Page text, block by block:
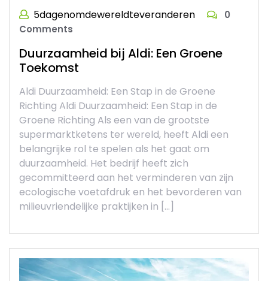
5dagenomdewereldteveranderen
0
Comments
Duurzaamheid bij Aldi: Een Groene
Toekomst
Aldi Duurzaamheid: Een Stap in de Groene
Richting Aldi Duurzaamheid: Een Stap in de
Groene Richting Als een van de grootste
supermarktketens ter wereld, heeft Aldi een
belangrijke rol te spelen als het gaat om
duurzaamheid. Het bedrijf heeft zich
gecommitteerd aan het verminderen van zijn
ecologische voetafdruk en het bevorderen van
milieuvriendelijke praktijken in […]